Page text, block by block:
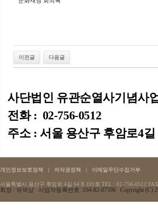
이전글 다음글
사단법인 유관순열사기념사
전화 : 02-756-0512
주소 : 서울 용산구 후암로4길
개인정보보호정책 | 저작권정책 | 이메일무단수집거부
서울특별시 용산구 후암로 4길 64 B 101호 TEL : 02-756-0512
회장 : 유덕상 사업자등록번호 :104-82-07596 Copyright (C)